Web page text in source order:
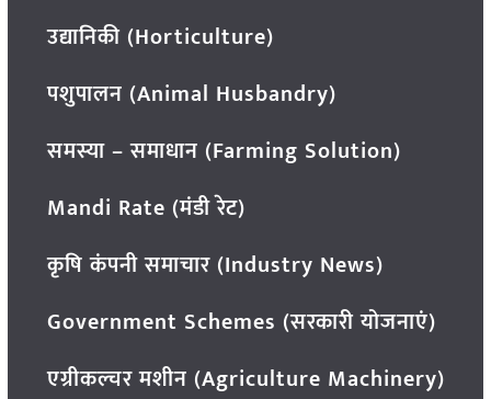
उद्यानिकी (Horticulture)
पशुपालन (Animal Husbandry)
समस्या – समाधान (Farming Solution)
Mandi Rate (मंडी रेट)
कृषि कंपनी समाचार (Industry News)
Government Schemes (सरकारी योजनाएं)
एग्रीकल्चर मशीन (Agriculture Machinery)